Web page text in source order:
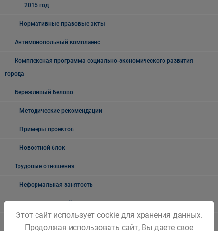
2015 год
Нормативные правовые акты
Антимонопольный комплаенс
Комплексная программа социально-экономического развития
города
Бережливый Белово
Методические рекомендации
Примеры проектов
Новостной блок
Трудовые отношения
Неформальная занятость
О неформальной занятости: ролики, релизы
Этот сайт использует cookie для хранения данных.
Продолжая использовать сайт, Вы даете свое